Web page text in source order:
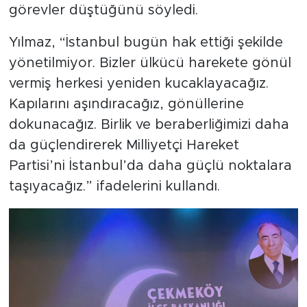
görevler düştüğünü söyledi.
Yılmaz, “İstanbul bugün hak ettiği şekilde
yönetilmiyor. Bizler ülkücü harekete gönül
vermiş herkesi yeniden kucaklayacağız.
Kapılarını aşındıracağız, gönüllerine
dokunacağız. Birlik ve beraberliğimizi daha
da güçlendirerek Milliyetçi Hareket
Partisi’ni İstanbul’da daha güçlü noktalara
taşıyacağız.” ifadelerini kullandı.